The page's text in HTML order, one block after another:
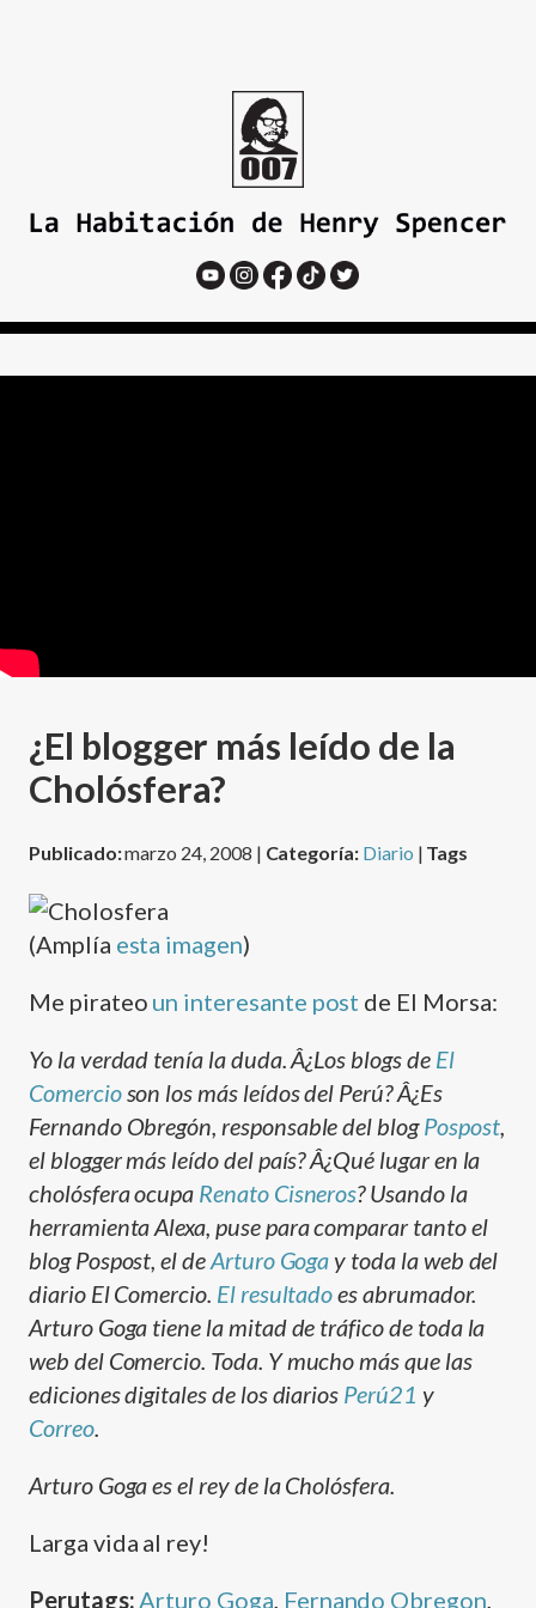
¿El blogger más leí­do de la
Cholósfera?
Publicado:marzo 24, 2008 | Categoría: Diario | Tags
(Amplí­a esta imagen)
Me pirateo un interesante post de El Morsa:
Yo la verdad tení­a la duda. Â¿Los blogs de El
Comercioson los más leí­dos del Perú? Â¿Es
Fernando Obregón, responsable del blogPospost,
el blogger más leí­do del paí­s? Â¿Qué lugar en la
cholósfera ocupa Renato Cisneros? Usando la
herramienta Alexa, puse para comparar tanto el
blog Pospost, el deArturo Goga y toda la web del
diario El Comercio. El resultadoes abrumador.
Arturo Goga tiene la mitad de tráfico de toda la
web del Comercio. Toda. Y mucho más que las
ediciones digitales de los diarios Perú21 y
Correo.
Arturo Goga es el rey de la Cholósfera.
Larga vida al rey!
Perutags: Arturo Goga Fernando Obregon